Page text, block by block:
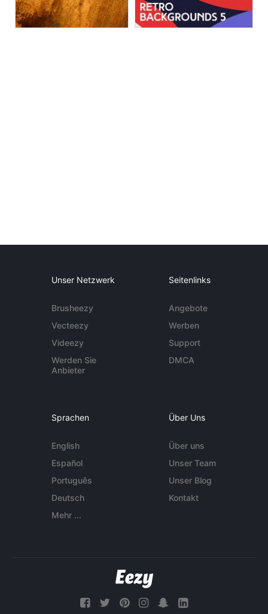
Unser Netzwerk
Brusheezy
Vecteezy
Videezy
Werden Sie
Anbieter
Seitenlinks
Angebote
Werben
Support
DMCA
Sprachen
English
Español
Português
Deutsch
Mehr ...
Über Uns
Über uns
Unser Team
Unser Blog
Kontakt